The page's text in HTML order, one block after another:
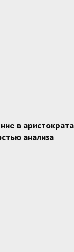
в аристократа
анализа